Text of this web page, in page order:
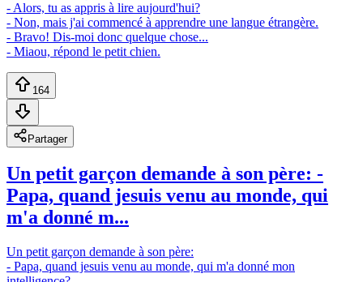
- Alors, tu as appris à lire aujourd'hui?
- Non, mais j'ai commencé à apprendre une langue étrangère.
- Bravo! Dis-moi donc quelque chose...
- Miaou, répond le petit chien.
164
Partager
Un petit garçon demande à son père: -
Papa, quand jesuis venu au monde, qui
m'a donné m...
Un petit garçon demande à son père:
- Papa, quand jesuis venu au monde, qui m'a donné mon